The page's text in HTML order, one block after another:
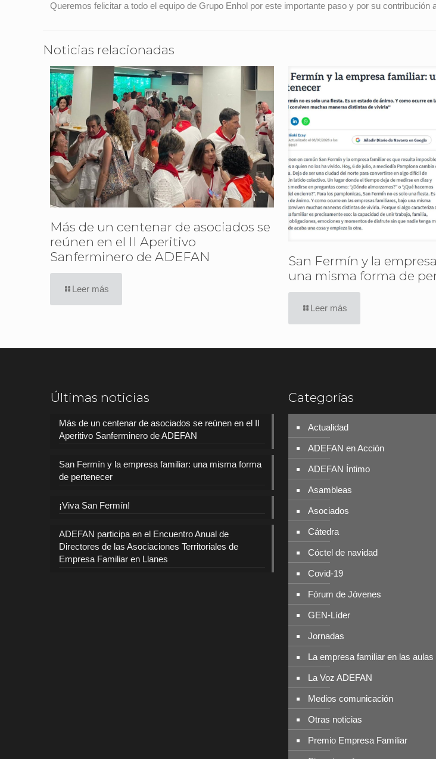
Queremos felicitar a todo el equipo de Grupo Enhol por este importante paso y por su
Noticias relacionadas
Más de un centenar de asociados se
reúnen en el II Aperitivo
Sanferminero de ADEFAN
Leer más
San Fermín y la
una misma forma de
Leer más
Últimas noticias
Más de un centenar de asociados se reúnen en el II
Aperitivo Sanferminero de ADEFAN
San Fermín y la empresa familiar: una misma forma
de pertenecer
¡Viva San Fermín!
ADEFAN participa en el Encuentro Anual de
Directores de las Asociaciones Territoriales de
Empresa Familiar en Llanes
Categorías
Actualidad
ADEFAN en Acción
ADEFAN Íntimo
Asambleas
Asociados
Cátedra
Cóctel de navidad
Covid-19
Fórum de Jóvenes
GEN-Líder
Jornadas
La empresa familiar en las aulas
La Voz ADEFAN
Medios comunicación
Otras noticias
Premio Empresa Familiar